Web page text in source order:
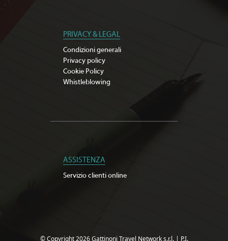
PRIVACY & LEGAL
Condizioni generali
Privacy policy
Cookie Policy
Whistleblowing
ASSISTENZA
Servizio clienti online
© Copyright 2026 Gattinoni Travel Network s.r.l. | P.I.